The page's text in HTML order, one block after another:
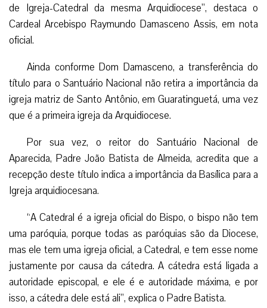
de Igreja-Catedral da mesma Arquidiocese”, destaca o
Cardeal Arcebispo Raymundo Damasceno Assis, em nota
oficial.
Ainda conforme Dom Damasceno, a transferência do
título para o Santuário Nacional não retira a importância da
igreja matriz de Santo Antônio, em Guaratinguetá, uma vez
que é a primeira igreja da Arquidiocese.
Por sua vez, o reitor do Santuário Nacional de
Aparecida, Padre João Batista de Almeida, acredita que a
recepção deste título indica a importância da Basílica para a
Igreja arquidiocesana.
“A Catedral é a igreja oficial do Bispo, o bispo não tem
uma paróquia, porque todas as paróquias são da Diocese,
mas ele tem uma igreja oficial, a Catedral, e tem esse nome
justamente por causa da cátedra. A cátedra está ligada a
autoridade episcopal, e ele é e autoridade máxima, e por
isso, a cátedra dele está ali”, explica o Padre Batista.